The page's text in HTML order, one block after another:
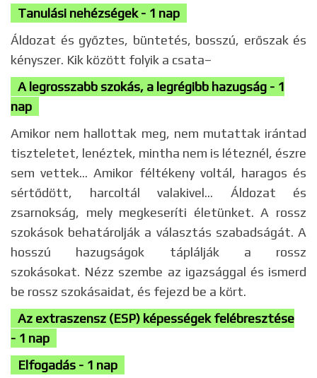
Tanulási nehézségek - 1 nap
Áldozat és győztes, büntetés, bosszú, erőszak és
kényszer. Kik között folyik a csata–
A legrosszabb szokás, a legrégibb hazugság - 1
nap
Amikor nem hallottak meg, nem mutattak irántad
tiszteletet, lenéztek, mintha nem is léteznél, észre
sem vettek... Amikor féltékeny voltál, haragos és
sértődött, harcoltál valakivel... Áldozat és
zsarnokság, mely megkeseríti életünket. A rossz
szokások behatárolják a választás szabadságát. A
hosszú hazugságok táplálják a rossz
szokásokat. Nézz szembe az igazsággal és ismerd
be rossz szokásaidat, és fejezd be a kört.
Az extraszensz (ESP) képességek felébresztése
- 1 nap
Elfogadás - 1 nap